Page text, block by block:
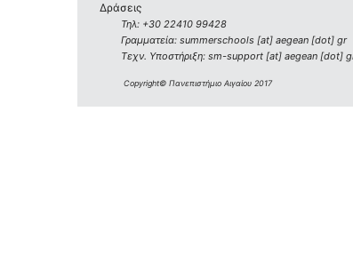
Δράσεις
Τηλ: +30 22410 99428
Γραμματεία: summerschools [at] aegean [dot] gr
Τεχν. Υποστήριξη: sm-support [at] aegean [dot]
Copyright© Πανεπιστήμιο Αιγαίου 2017